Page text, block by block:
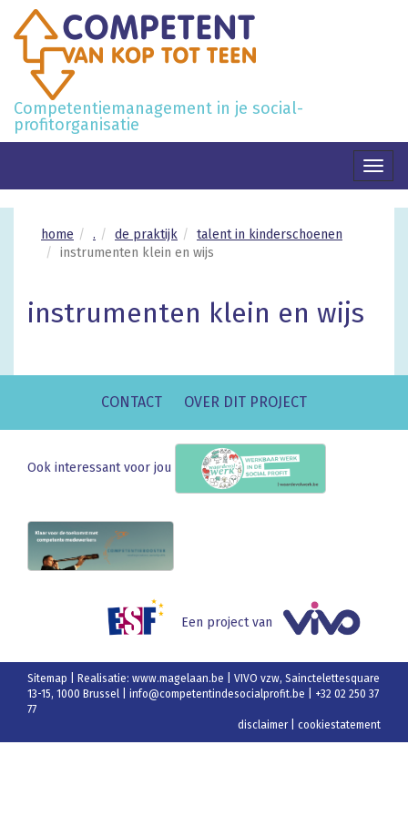
Competentiemanagement in je social-
profitorganisatie
home . de praktijk
talent in kinderschoenen
instrumenten klein en wijs
instrumenten klein en wijs
CONTACT OVER DIT PROJECT
Ook interessant voor jou
Een project van
Sitemap | Realisatie: www.magelaan.be
| VIVO vzw, Sainctelettesquare
13-15, 1000 Brussel | info@competentindesocialprofit.be
| +32 02 250 37
77
disclaimer
cookiestatement